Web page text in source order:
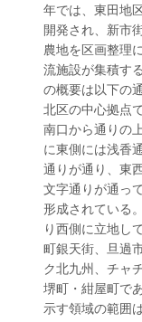
年では、東田地
開発され、新市
農地を区画整理
流施設が集積す
の概要は以下の
北区の中心拠点
南口から通りの
に東側には浅香
通りが通り、東
文字通りが通っ
形成されている
り西側に立地し
町銀天街、旦過
ク北九州、チャ
堺町・紺屋町で
示す領域の範囲